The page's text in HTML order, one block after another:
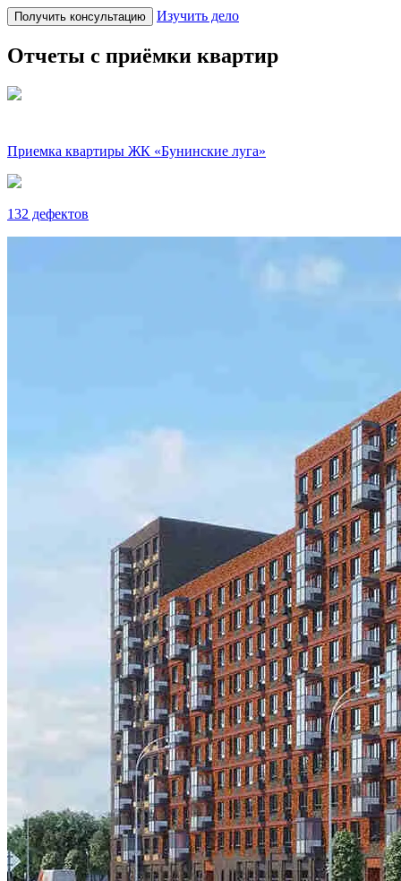
Получить консультацию Изучить дело
Отчеты с приёмки квартир
Приемка квартиры ЖК «Бунинские луга»
132 дефектов